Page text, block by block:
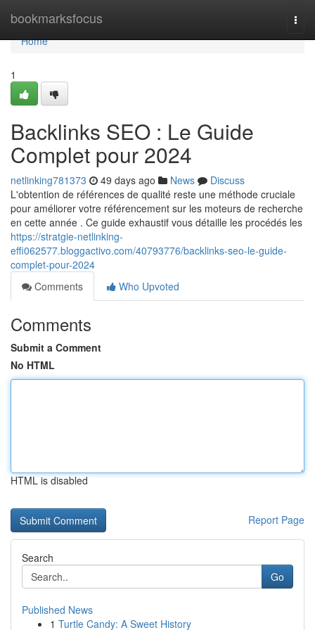
bookmarksfocus
Home
Home
1
Backlinks SEO : Le Guide
Complet pour 2024
netlinking781373 49 days ago News
Discuss
L'obtention de références de qualité reste une méthode cruciale
pour améliorer votre référencement sur les moteurs de recherche
en cette année . Ce guide exhaustif vous détaille les procédés les
https://stratgie-netlinking-
effi062577.bloggactivo.com/40793776/backlinks-seo-le-guide-
complet-pour-2024
Comments
Who Upvoted
Comments
Submit a Comment
No HTML
HTML is disabled
Report Page
Search
Go
Published News
1 Turtle Candy: A Sweet History